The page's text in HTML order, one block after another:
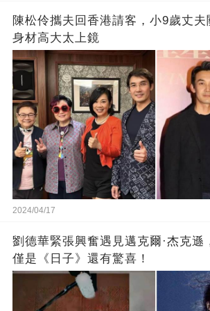
陳松伶攜夫回香港請客，小9歲丈夫
身材高大太上鏡
2024/04/17
劉德華緊張興奮遇見邁克爾·杰克遜
僅是《日子》還有驚喜！